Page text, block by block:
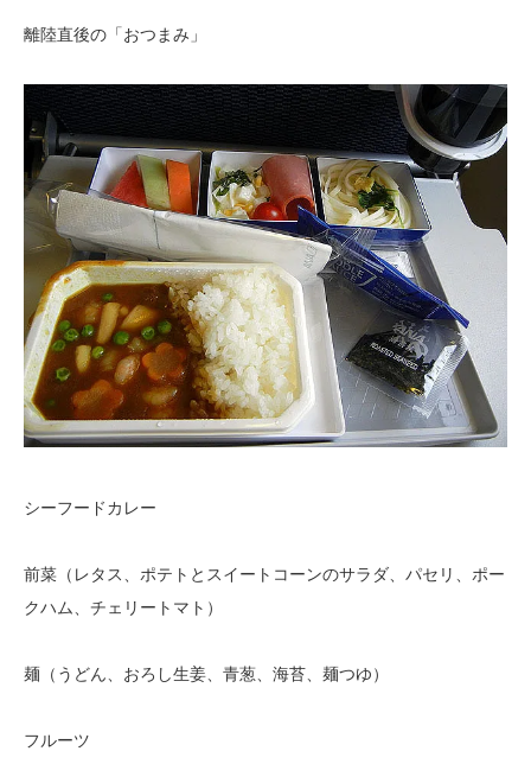
離陸直後の「おつまみ」
シーフードカレー
前菜（レタス、ポテトとスイートコーンのサラダ、パセリ、ポー
クハム、チェリートマト）
麺（うどん、おろし生姜、青葱、海苔、麺つゆ）
フルーツ